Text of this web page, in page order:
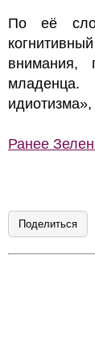
По её
Ранее
Поделиться